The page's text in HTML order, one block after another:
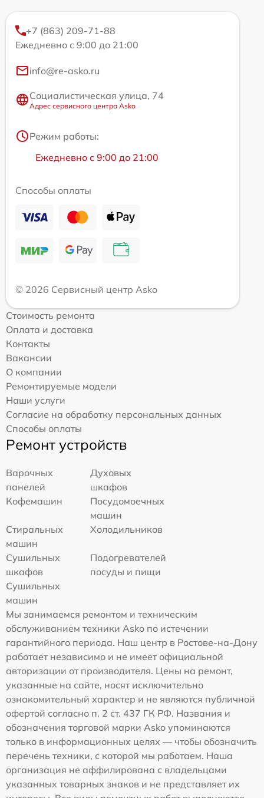
+7 (863) 209-71-88
Ежедневно с 9:00 до 21:00
info@re-asko.ru
Социалистическая улица, 74
Адрес сервисного центра Asko
Режим работы:
Ежедневно с 9:00 до 21:00
Способы оплаты
© 2026 Сервисный центр Asko
Стоимость ремонта
Оплата и доставка
Контакты
Вакансии
О компании
Ремонтируемые модели
Наши услуги
Согласие на обработку персональных данных
Способы оплаты
Ремонт устройств
Варочных
панелей
Духовых
шкафов
Кофемашин
Посудомоечных
машин
Стиральных
машин
Холодильников
Сушильных
шкафов
Подогревателей
посуды и пищи
Сушильных
машин
Мы занимаемся ремонтом и техническим
обслуживанием техники Asko по истечении
гарантийного периода. Наш центр в Ростове-на-Дону
работает независимо и не имеет официальной
авторизации от производителя. Цены на ремонт,
указанные на сайте, носят исключительно
ознакомительный характер и не являются публичной
офертой согласно п. 2 ст. 437 ГК РФ. Названия и
обозначения торговой марки Asko упоминаются
только в информационных целях — чтобы обозначить
перечень техники, с которой мы работаем. Наша
организация не аффилирована с владельцами
указанных товарных знаков и не представляет их